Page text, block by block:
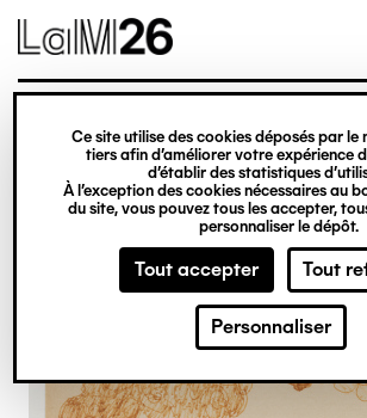
Gestion des cookies
Ce site utilise des cookies déposés par le
tiers afin d’améliorer votre expérience
d’établir des statistiques
À l’exception des cookies nécessaires au
du site, vous pouvez tous les accepter,
personnaliser le dépôt.
Tout accepter Tout
Personnaliser
contenu